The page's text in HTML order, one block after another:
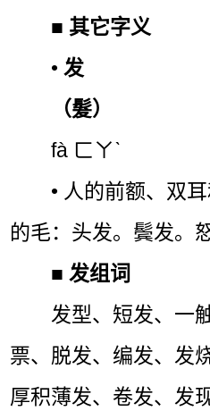
■ 其它字义
•发
（髮）
fà ㄈㄚˋ
• 人的前额、双
的毛：头发。鬓发。
■发组词
发型、短发、一
票、脱发、编发、发
厚积薄发、卷发、发